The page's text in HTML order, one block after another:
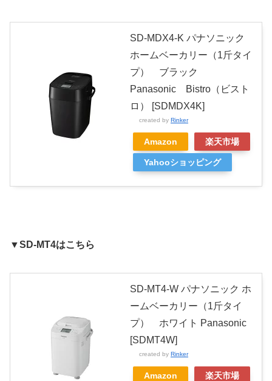
SD-MDX4-K パナソニック
ホームベーカリー（1斤タイ
プ） ブラック
Panasonic Bistro（ビスト
ロ） [SDMDX4K]
created by Rinker
Amazon 楽天市場
Yahooショッピング
▼SD-MT4はこちら
SD-MT4-W パナソニック ホ
ームベーカリー（1斤タイ
プ） ホワイト Panasonic
[SDMT4W]
created by Rinker
Amazon 楽天市場